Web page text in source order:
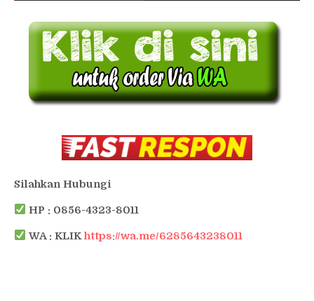
Silahkan Hubungi
HP : 0856-4323-8011
WA : KLIKhttps://wa.me/6285643238011